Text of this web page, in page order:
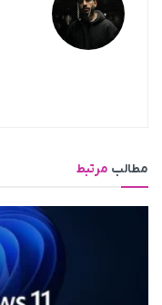
مطالب مرتبط